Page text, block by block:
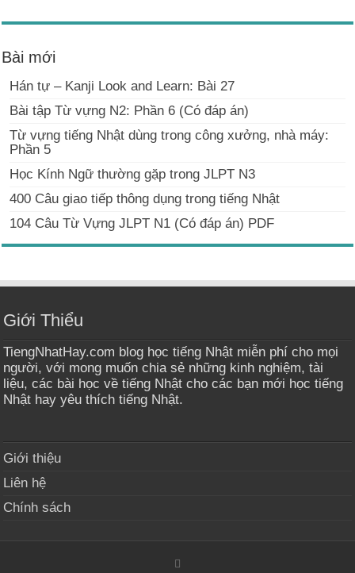
Bài mới
Hán tự – Kanji Look and Learn: Bài 27
Bài tập Từ vựng N2: Phần 6 (Có đáp án)
Từ vựng tiếng Nhật dùng trong công xưởng, nhà máy:
Phần 5
Học Kính Ngữ thường gặp trong JLPT N3
400 Câu giao tiếp thông dụng trong tiếng Nhật
104 Câu Từ Vựng JLPT N1 (Có đáp án) PDF
Giới Thiểu
TiengNhatHay.com blog học tiếng Nhật miễn phí cho mọi
người, với mong muốn chia sẻ những kinh nghiệm, tài
liệu, các bài học về tiếng Nhật cho các bạn mới học tiếng
Nhật hay yêu thích tiếng Nhật.
Giới thiệu
Liên hệ
Chính sách